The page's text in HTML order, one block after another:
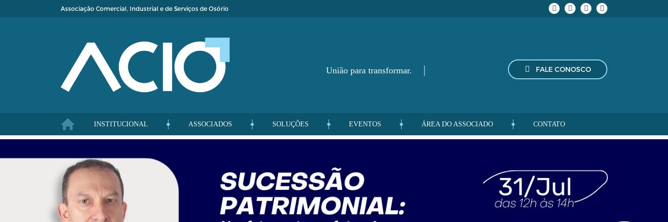
Associação Comercial, Industrial e de Serviços de Osório
União para transformar. FALE CONOSCO
INSTITUCIONAL ASSOCIADOS SOLUÇÕES EVENTOS ÁREA DO ASSOCIADO CONTATO